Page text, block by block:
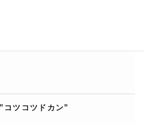
コツコツドカン”